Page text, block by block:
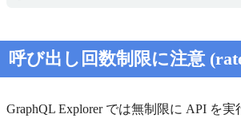
呼び出し回数制限に注意
GraphQL Explorer では無制限に API を